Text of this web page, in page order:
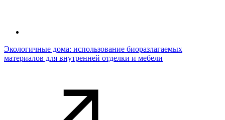
Экологичные дома: использование биоразлагаемых
материалов для внутренней отделки и мебели